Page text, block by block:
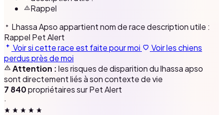
Rappel
Lhassa Apso appartientnom de racedescription utile :
Rappel Pet Alert
Voir si cette race est faite pour moi
Voir les chiens
perdus près de moi
Attention :les risques de disparition du lhassa apso
sont directement liés à son contexte de vie
7 840propriétaires sur Pet Alert
·